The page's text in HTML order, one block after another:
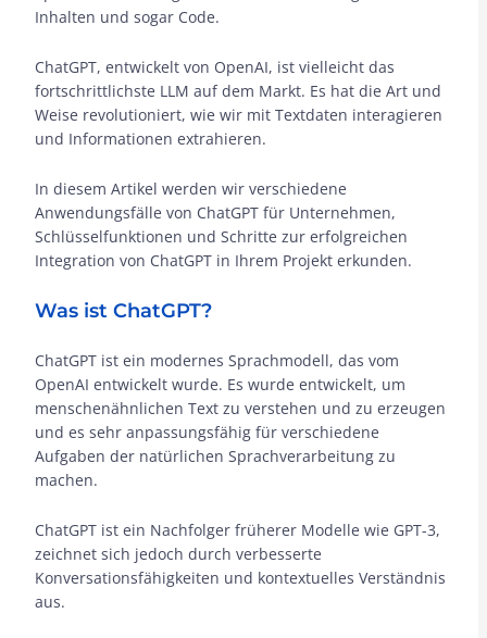
Inhalten und sogar Code.
ChatGPT, entwickelt von OpenAI, ist vielleicht das
fortschrittlichste LLM auf dem Markt. Es hat die Art und
Weise revolutioniert, wie wir mit Textdaten interagieren
und Informationen extrahieren.
In diesem Artikel werden wir verschiedene
Anwendungsfälle von ChatGPT für Unternehmen,
Schlüsselfunktionen und Schritte zur erfolgreichen
Integration von ChatGPT in Ihrem Projekt erkunden.
Was ist ChatGPT?
ChatGPT ist ein modernes Sprachmodell, das vom
OpenAI entwickelt wurde. Es wurde entwickelt, um
menschenähnlichen Text zu verstehen und zu erzeugen
und es sehr anpassungsfähig für verschiedene
Aufgaben der natürlichen Sprachverarbeitung zu
machen.
ChatGPT ist ein Nachfolger früherer Modelle wie GPT-3,
zeichnet sich jedoch durch verbesserte
Konversationsfähigkeiten und kontextuelles Verständnis
aus.